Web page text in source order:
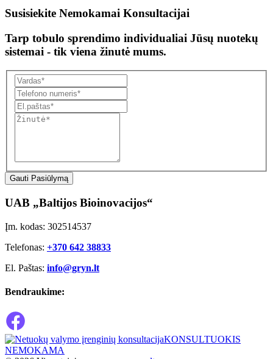
Susisiekite Nemokamai Konsultacijai
Tarp tobulo sprendimo individualiai Jūsų nuotekų
sistemai - tik viena žinutė mums.
Gauti Pasiūlymą
UAB „Baltijos Bioinovacijos“
Įm. kodas: 302514537
Telefonas: +370 642 38833
El. Paštas: info@gryn.lt
Bendraukime:
KONSULTUOKIS
NEMOKAMA